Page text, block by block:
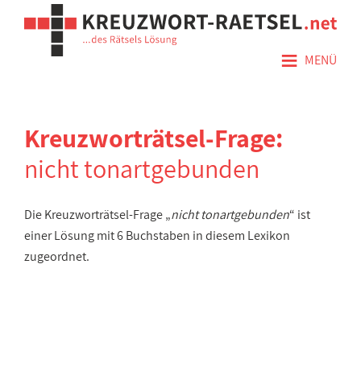
≡ MENÜ
Kreuzworträtsel-Frage:
nicht tonartgebunden
Die Kreuzworträtsel-Frage „nicht tonartgebunden“ ist
einer Lösung mit 6 Buchstaben in diesem Lexikon
zugeordnet.